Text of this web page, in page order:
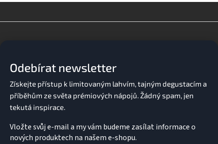
Odebírat newsletter
Vložte svůj e-mail a my vám budeme zasílat informace o
nových produktech na našem e-shopu.